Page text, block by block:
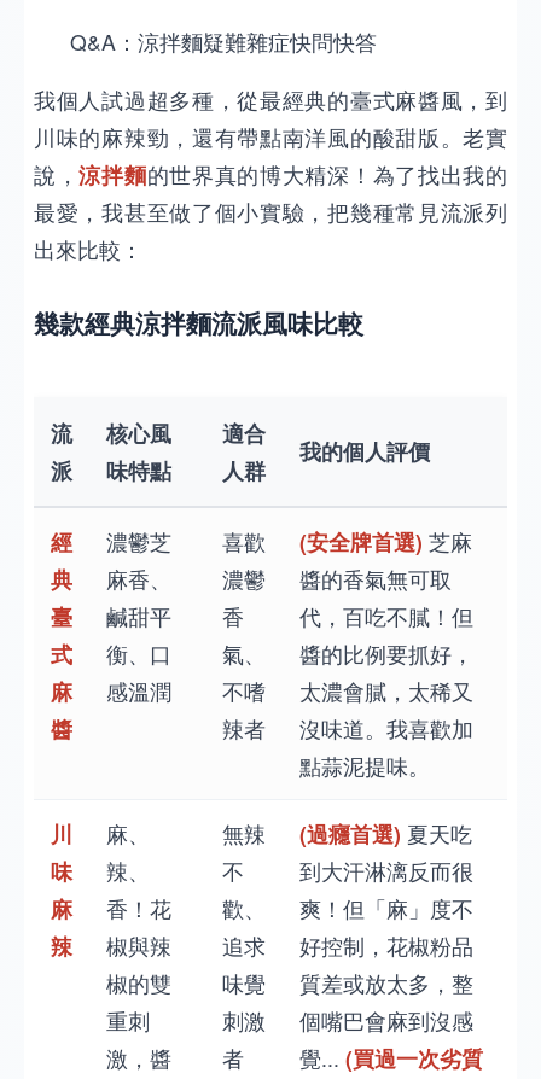
Q&A：涼拌麵疑難雜症快問快答
我個人試過超多種，從最經典的臺式麻醬風，到
川味的麻辣勁，還有帶點南洋風的酸甜版。老實
說，涼拌麵的世界真的博大精深！為了找出我的
最愛，我甚至做了個小實驗，把幾種常見流派列
出來比較：
幾款經典涼拌麵流派風味比較
流
派
核心風
味特點
適合
人群
我的個人評價
經
典
臺
式
麻
醬
濃鬱芝
麻香、
鹹甜平
衡、口
感溫潤
喜歡
濃鬱
香
氣、
不嗜
辣者
(安全牌首選) 芝麻
醬的香氣無可取
代，百吃不膩！但
醬的比例要抓好，
太濃會膩，太稀又
沒味道。我喜歡加
點蒜泥提味。
川
味
麻
辣
麻、
辣、
香！花
椒與辣
椒的雙
重刺
激，醬
無辣
不
歡、
追求
味覺
刺激
者
(過癮首選) 夏天吃
到大汗淋漓反而很
爽！但「麻」度不
好控制，花椒粉品
質差或放太多，整
個嘴巴會麻到沒感
覺... (買過一次劣質